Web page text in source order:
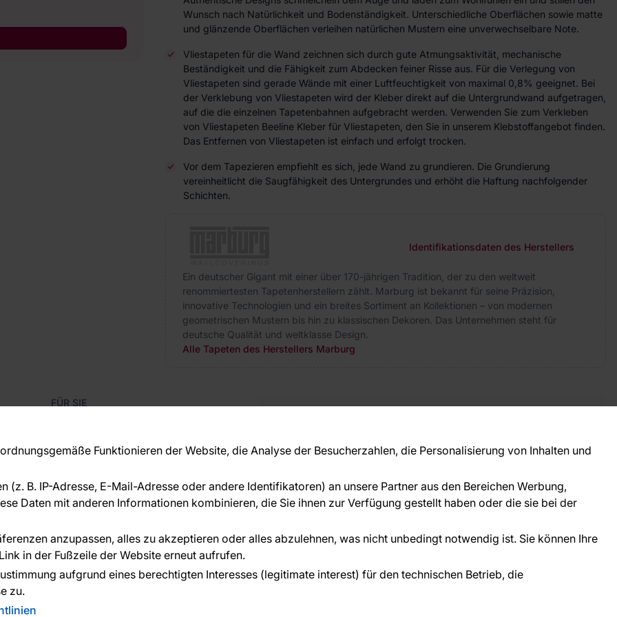
Funktionieren der Website, die Analyse der Besucherzahlen, die Personalisierung von Inhalten und
B. IP-Adresse, E-Mail-Adresse oder andere Identifikatoren) an unsere Partner aus den Bereichen Werbung,
Daten mit anderen Informationen kombinieren, die Sie ihnen zur Verfügung gestellt haben oder die sie bei der
anzupassen, alles zu akzeptieren oder alles abzulehnen, was nicht unbedingt notwendig ist. Sie können Ihre
in der Fußzeile der Website erneut aufrufen.
aufgrund eines berechtigten Interesses (legitimate interest) für den technischen Betrieb, die
zu.
Wunsch nach Natürlichkeit und Bodenständigkeit. Unterschiedliche Oberflächen sowie matte
und glänzende Oberflächen verleihen natürlichen Mustern eine unverwechselbare Note.
Vliestapeten für die Wand zeichnen sich durch gute Atmungsaktivität, mechanische
Beständigkeit und die Fähigkeit zum Abdecken feiner Risse aus. Für die Verlegung von
Vliestapeten sind gerade Wände mit einer Luftfeuchtigkeit von maximal 0,8% geeignet. Bei
der Verklebung von Vliestapeten wird der Kleber direkt auf die Untergrundwand aufgetragen,
auf die die einzelnen Tapetenbahnen aufgebracht werden. Verwenden Sie zum Verkleben
von Vliestapeten Beeline Kleber für Vliestapeten, den Sie in unserem Klebstoffangebot finden.
Das Entfernen von Vliestapeten ist einfach und erfolgt trocken.
Vor dem Tapezieren empfiehlt es sich, jede Wand zu grundieren. Die Grundierung
vereinheitlicht die Saugfähigkeit des Untergrundes und erhöht die Haftung nachfolgender
Schichten.
Identifikationsdaten des Herstellers
Ein deutscher Gigant mit einer über 170-jährigen Tradition, der zu den weltweit
renommiertesten Tapetenherstellern zählt. Marburg ist bekannt für seine Präzision,
innovative Technologien und ein breites Sortiment an Kollektionen – von modernen
geometrischen Mustern bis hin zu klassischen Dekoren. Das Unternehmen steht für
deutsche Qualität und weltklasse Design.
Alle Tapeten des Herstellers Marburg
FÜR SIE
EU-Projekte
Ratschläge und Tipps
ÜBER DAS UNTERNEHMEN
beraten Sie persönlich.
service@tapeteneshop.de
geleistet von: